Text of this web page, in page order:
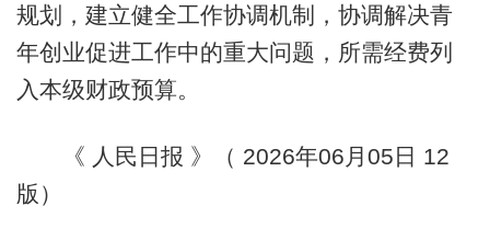
规划，建立健全工作协调机制，协调解决青
年创业促进工作中的重大问题，所需经费列
入本级财政预算。
《 人民日报 》（ 2026年06月05日 12
版）